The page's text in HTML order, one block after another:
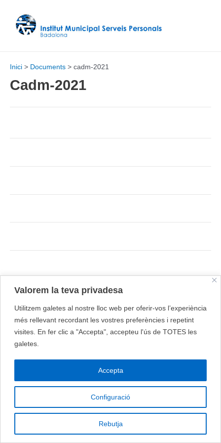
Valorem la teva privadesa
Utilitzem galetes al nostre lloc web per oferir-vos l’experiència
més rellevant recordant les vostres preferències i repetint
visites. En fer clic a "Accepta", accepteu l'ús de TOTES les
galetes.
Configuració
Rebutja
Accepta
contingut
Inici Documents cadm-2021
Cadm-2021